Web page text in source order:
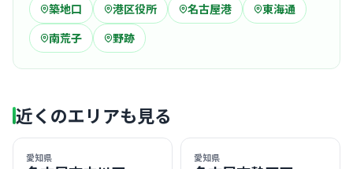
築地口
港区役所 名古屋港
東海通
南荒子
野跡
近くのエリアも見る
愛知県 愛知県